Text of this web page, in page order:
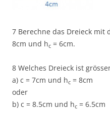
7 Berechne das Dreieck mit
8cm und hc = 6cm.
8 Welches Dreieck ist
a) c = 7cm und hc = 8cm
oder
b) c = 8.5cm und hc = 6.5cm